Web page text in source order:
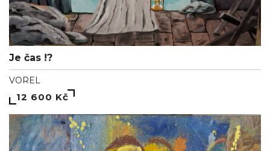
Je čas !?
VOREL
12 600 Kč